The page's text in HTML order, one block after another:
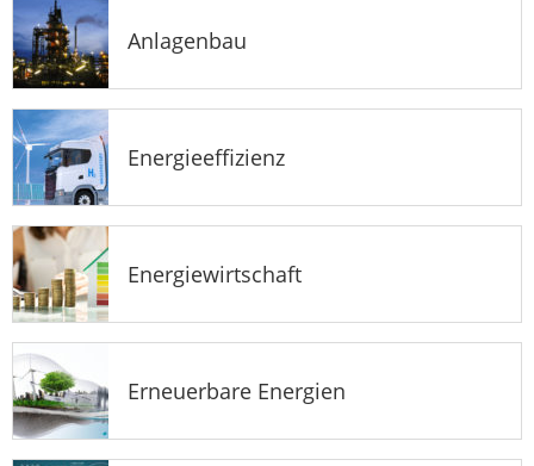
Anlagenbau
Energieeffizienz
Energiewirtschaft
Erneuerbare Energien